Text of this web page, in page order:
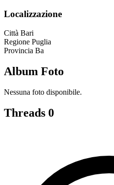
Localizzazione
Città Bari
Regione Puglia
Provincia Ba
Album Foto
Nessuna foto disponibile.
Threads 0